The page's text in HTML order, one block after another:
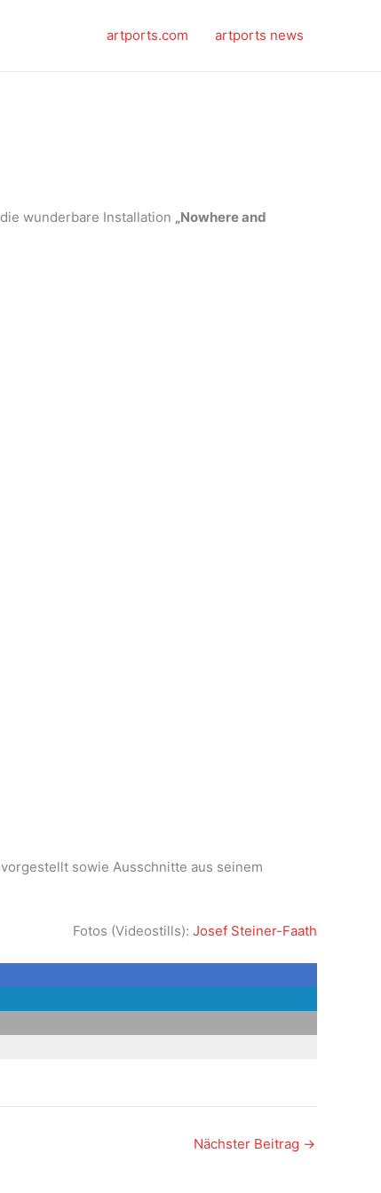
artports.com artports news
die wunderbare Installation „Nowhere and
vorgestellt sowie Ausschnitte aus seinem
Fotos (Videostills): Josef Steiner-Faath
Nächster Beitrag →